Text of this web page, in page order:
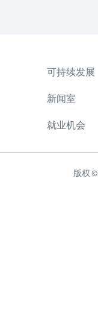
可持续发展
新闻室
就业机会
版权